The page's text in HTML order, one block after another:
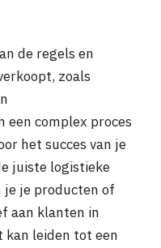
de regels en
zoals
complex proces
het succes van je
juiste logistieke
je je producten of
aan klanten in
kan leiden tot een